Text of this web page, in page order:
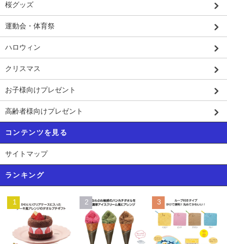
桜グッズ
運動会・体育祭
ハロウィン
クリスマス
お子様向けプレゼント
高齢者様向けプレゼント
コンテンツを見る
サイトマップ
ランキング
1 2 3